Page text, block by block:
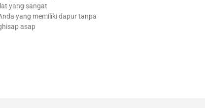
yang sangat
yang memiliki dapur tanpa
asap